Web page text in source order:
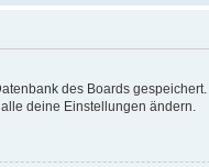
des Boards
deine Einstellungen ändern.